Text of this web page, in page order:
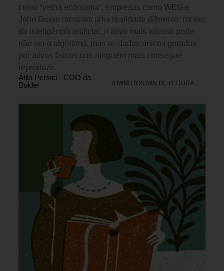
como “velha economia”, empresas como WEG e
John Deere mostram uma realidade diferente: na era
da inteligência artificial, o ativo mais valioso pode
não ser o algoritmo, mas os dados únicos gerados
por ativos físicos que ninguém mais consegue
reproduzir.
Átila Persici - COO da
Bolder
8 MINUTOS MIN DE LEITURA